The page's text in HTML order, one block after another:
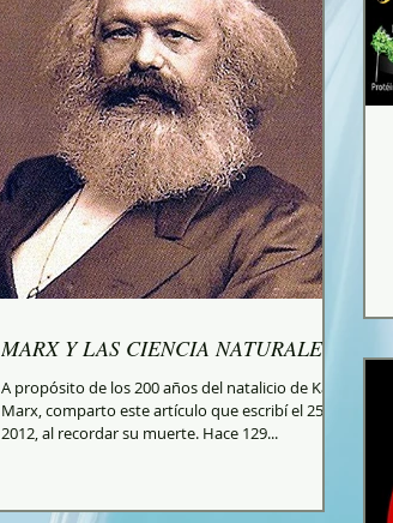
MARX Y LAS CIENCIA NATURALES.
A propósito de los 200 años del natalicio de Karl
Marx, comparto este artículo que escribí el 25-03-
2012, al recordar su muerte. Hace 129...